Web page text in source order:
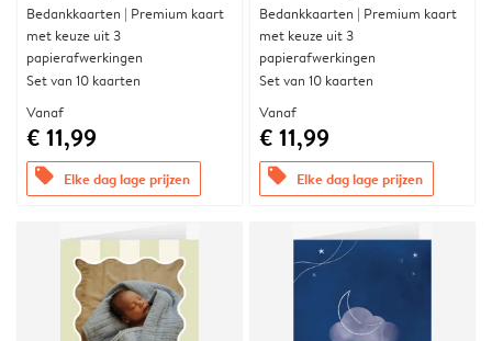
Bedankkaarten | Premium kaart
met keuze uit 3
papierafwerkingen
Set van 10 kaarten
Vanaf
€ 11,99
offers Elke dag lage prijzen
Bedankkaarten | Premium kaart
met keuze uit 3
papierafwerkingen
Set van 10 kaarten
Vanaf
€ 11,99
offers Elke dag lage prijzen